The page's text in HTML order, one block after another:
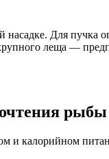
насадке. Для
леща —
рыбы
и калорийном